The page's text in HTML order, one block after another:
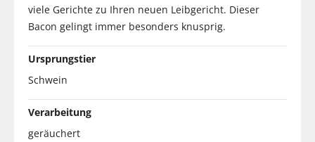
viele Gerichte zu Ihren neuen Leibgericht. Dieser
Bacon gelingt immer besonders knusprig.
Ursprungstier
Schwein
Verarbeitung
geräuchert